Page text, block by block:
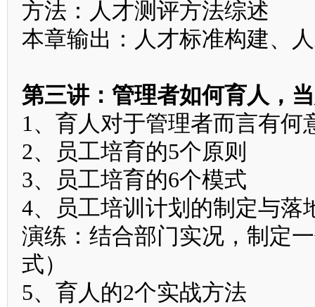
方法：人才测评方法综述
本章输出：人才标准构建、
第三讲：管理者如何育人，
1、育人对于管理者而言有何
2、员工培育的5个原则
3、员工培育的6个模式
4、员工培训计划的制定与落
演练：结合部门实况，制定
式）
5、育人的2个实战方法